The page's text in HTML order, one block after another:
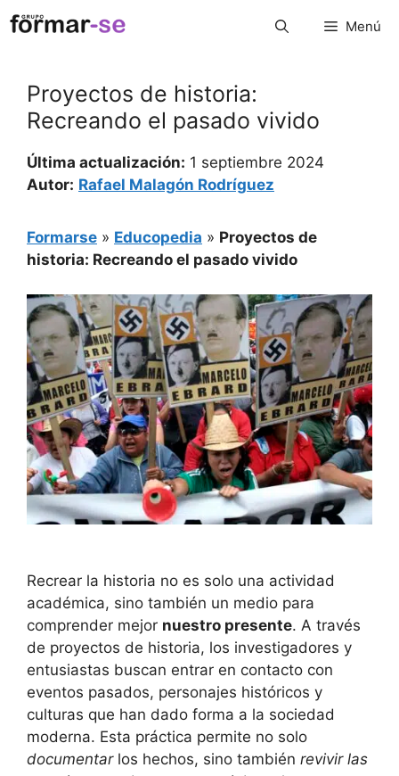
Saltar
al
Menú
Proyectos de historia:
Recreando el pasado vivido
Última actualización: 1 septiembre 2024
Autor: Rafael Malagón Rodríguez
Formarse » Educopedia » Proyectos de
historia: Recreando el pasado vivido
Recrear la historia no es solo una actividad
académica, sino también un medio para
comprender mejor nuestro presente. A través
de proyectos de historia, los investigadores y
entusiastas buscan entrar en contacto con
eventos pasados, personajes históricos y
culturas que han dado forma a la sociedad
moderna. Esta práctica permite no solo
documentarlos hechos, sino también revivir las